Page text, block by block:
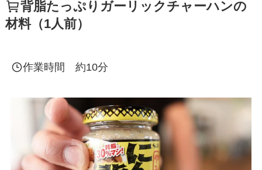
背脂たっぷりガーリックチャーハンの
材料（1人前）
作業時間 約10分